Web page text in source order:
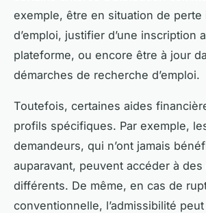
exemple, être en situation de perte
d’emploi, justifier d’une inscription
plateforme, ou encore être à jour
démarches de recherche d’emploi.
Toutefois, certaines aides
profils spécifiques. Par exemple,
demandeurs, qui n’ont jamais
auparavant, peuvent accéder à
différents. De même, en cas de
conventionnelle, l’admissibilité